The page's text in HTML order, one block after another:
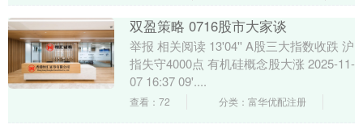
双盈策略 0716股市大家谈
举报 相关阅读 13'04'' A股三大指数收跌 沪
指失守4000点 有机硅概念股大涨 2025-11-
07 16:37 09'....
查看：72 分类：富华优配注册